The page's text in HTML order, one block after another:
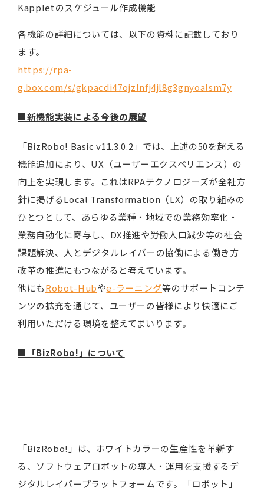
Kappletのスケジュール作成機能
各機能の詳細については、以下の資料に記載しており
ます。
https://rpa-
g.box.com/s/gkpacdi47ojzlnfj4jl8g3gnyoalsm7y
■新機能実装による今後の展望
「BizRobo! Basic v11.3.0.2」では、上述の50を超える
機能追加により、UX（ユーザーエクスペリエンス）の
向上を実現します。これはRPAテクノロジーズが全社方
針に掲げるLocal Transformation（LX）の取り組みの
ひとつとして、あらゆる業種・地域での業務効率化・
業務自動化に寄与し、DX推進や労働人口減少等の社会
課題解決、人とデジタルレイバーの協働による働き方
改革の推進にもつながると考えています。
他にもRobot-Hubやe-ラーニング等のサポートコンテ
ンツの拡充を通じて、ユーザーの皆様により快適にご
利用いただける環境を整えてまいります。
■「BizRobo!」について
「BizRobo!」は、ホワイトカラーの生産性を革新す
る、ソフトウェアロボットの導入・運用を支援するデ
ジタルレイバープラットフォームです。「ロボット」